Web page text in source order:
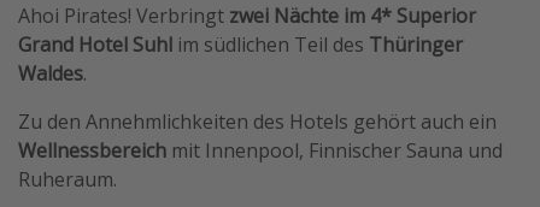
Weitere Themen
Reise Journal
Familienurlaub in der Türkei
Rundreisen in Thailand
Bahnreisen in der Schweiz
Ahoi Pirates! Verbringt zwei Nächte im 4* Superior
Grand Hotel Suhl im südlichen Teil des Thüringer
Waldes.
Zu den Annehmlichkeiten des Hotels gehört auch ein
Wellnessbereich mit Innenpool, Finnischer Sauna und
Ruheraum.